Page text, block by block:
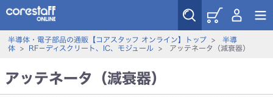
半導体・電子部品の通販【コアスタッフ オンライン】トップ> 半導
体> RF－ディスクリート、IC、モジュール> アッテネータ（減衰器）
アッテネータ（減衰器）